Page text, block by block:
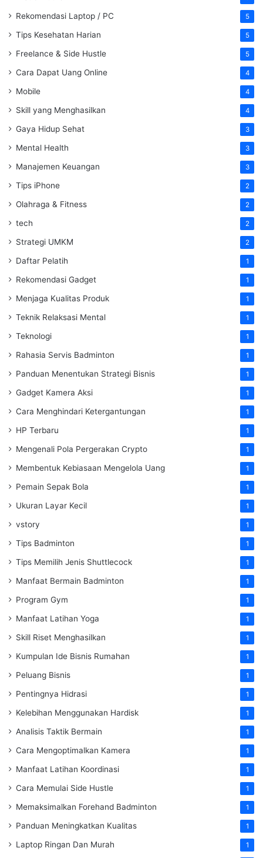
Rekomendasi Laptop / PC 5
Tips Kesehatan Harian 5
Freelance & Side Hustle 5
Cara Dapat Uang Online 4
Mobile 4
Skill yang Menghasilkan 4
Gaya Hidup Sehat 3
Mental Health 3
Manajemen Keuangan 3
Tips iPhone 2
Olahraga & Fitness 2
tech 2
Strategi UMKM 2
Daftar Pelatih 1
Rekomendasi Gadget 1
Menjaga Kualitas Produk 1
Teknik Relaksasi Mental 1
Teknologi 1
Rahasia Servis Badminton 1
Panduan Menentukan Strategi Bisnis 1
Gadget Kamera Aksi 1
Cara Menghindari Ketergantungan 1
HP Terbaru 1
Mengenali Pola Pergerakan Crypto 1
Membentuk Kebiasaan Mengelola Uang 1
Pemain Sepak Bola 1
Ukuran Layar Kecil 1
vstory 1
Tips Badminton 1
Tips Memilih Jenis Shuttlecock 1
Manfaat Bermain Badminton 1
Program Gym 1
Manfaat Latihan Yoga 1
Skill Riset Menghasilkan 1
Kumpulan Ide Bisnis Rumahan 1
Peluang Bisnis 1
Pentingnya Hidrasi 1
Kelebihan Menggunakan Hardisk 1
Analisis Taktik Bermain 1
Cara Mengoptimalkan Kamera 1
Manfaat Latihan Koordinasi 1
Cara Memulai Side Hustle 1
Memaksimalkan Forehand Badminton 1
Panduan Meningkatkan Kualitas 1
Laptop Ringan Dan Murah 1